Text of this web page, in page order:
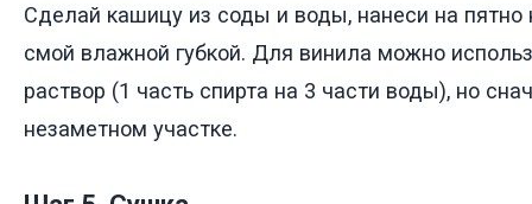
Сделай кашицу из соды и воды, нанеси на пятно
смой влажной губкой. Для винила можно
раствор (1 часть спирта на 3 части воды), но
незаметном участке.